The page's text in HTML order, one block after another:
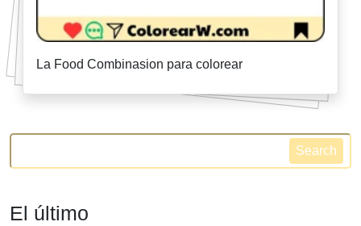
La Food Combinasion para colorear
Search
El último